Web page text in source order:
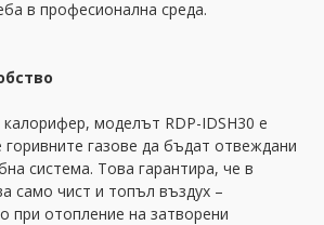
в професионална среда.
моделът RDP-IDSH30 е
горивните газове да бъдат отвеждани
система. Това гарантира, че в
само чист и топъл въздух –
при отопление на затворени